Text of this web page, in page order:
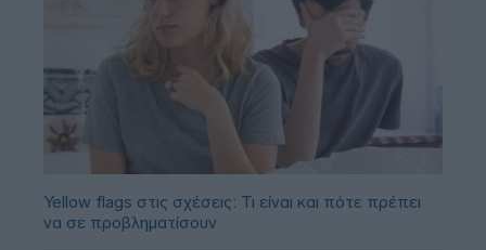
Yellow flags στις σχέσεις: Τι είναι και πότε πρέπει
να σε προβληματίσουν